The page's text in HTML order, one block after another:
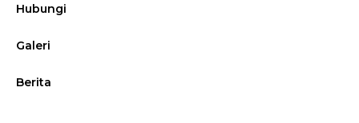
Hubungi
Galeri
Berita